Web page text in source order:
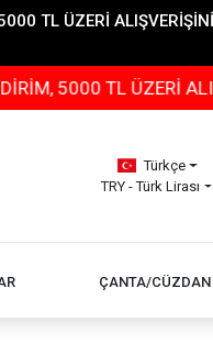
TL ÜZERİ
TL ÜZERİ
Türkçe
TRY - Türk Lirası
ÇANTA/CÜZDAN